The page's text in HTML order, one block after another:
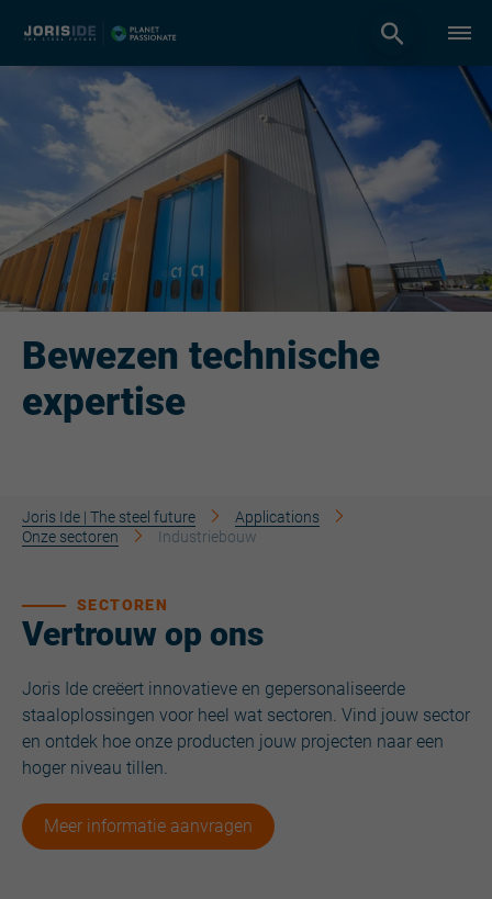
Bewezen technische
expertise
Joris Ide | The steel future
Applications
Onze sectoren
Industriebouw
Vertrouw op ons
SECTOREN
Joris Ide creëert innovatieve en gepersonaliseerde
staaloplossingen voor heel wat sectoren. Vind jouw sector
en ontdek hoe onze producten jouw projecten naar een
hoger niveau tillen.
Meer informatie aanvragen